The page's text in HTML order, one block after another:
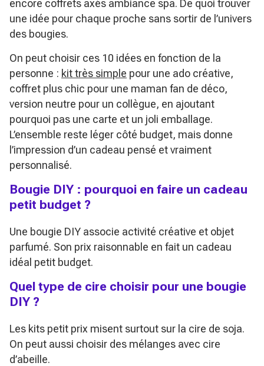
encore coffrets axés ambiance spa. De quoi trouver
une idée pour chaque proche sans sortir de l’univers
des bougies.
On peut choisir ces 10 idées en fonction de la
personne : kit très simple pour une ado créative,
coffret plus chic pour une maman fan de déco,
version neutre pour un collègue, en ajoutant
pourquoi pas une carte et un joli emballage.
L’ensemble reste léger côté budget, mais donne
l’impression d’un cadeau pensé et vraiment
personnalisé.
Bougie DIY : pourquoi en faire un cadeau
petit budget ?
Une bougie DIY associe activité créative et objet
parfumé. Son prix raisonnable en fait un cadeau
idéal petit budget.
Quel type de cire choisir pour une bougie
DIY ?
Les kits petit prix misent surtout sur la cire de soja.
On peut aussi choisir des mélanges avec cire
d’abeille.